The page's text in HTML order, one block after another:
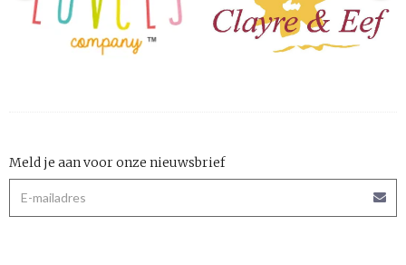
Meld je aan voor onze nieuwsbrief